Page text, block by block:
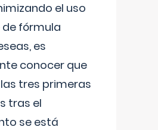
el uso
de fórmula
es
conocer que
tres primeras
tras el
se está